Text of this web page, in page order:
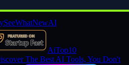
SeeWhatNewAI
AiTop10
The Best AI Tools, You Don't